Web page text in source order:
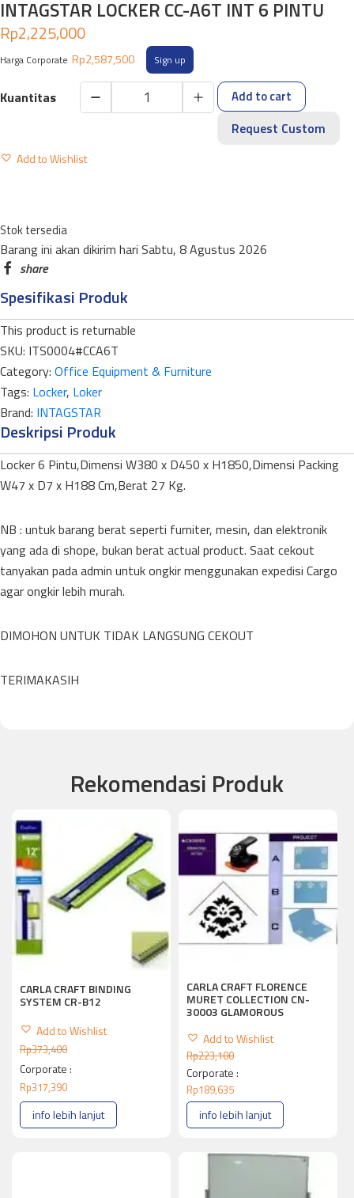
INTAGSTAR LOCKER CC-A6T INT 6 PINTU
Stok tersedia
Rp2,225,000
Harga Corporate Rp2,587,500 Sign up
INTAGSTAR
A6T
PINTU
quantity
Add to cart
Request Custom
Add to Wishlist
Barang ini akan dikirim hari Sabtu, 8 Agustus 2026
Spesifikasi Produk
This product is returnable
SKU: ITS0004#CCA6T
Category: Office Equipment & Furniture
Tags: Locker, Loker
Brand: INTAGSTAR
Deskripsi Produk
Locker 6 Pintu,Dimensi W380 x D450 x H1850,Dimensi Packing
W47 x D7 x H188 Cm,Berat 27 Kg.
NB : untuk barang berat seperti furniter, mesin, dan elektronik
yang ada di shope, bukan berat actual product. Saat cekout
tanyakan pada admin untuk ongkir menggunakan expedisi Cargo
agar ongkir lebih murah.
DIMOHON UNTUK TIDAK LANGSUNG CEKOUT
TERIMAKASIH
Rekomendasi Produk
CARLA CRAFT BINDING
SYSTEM CR-B12
Add to Wishlist
Rp373,400
Corporate :
Rp317,390
info lebih lanjut
CARLA CRAFT FLORENCE
MURET COLLECTION CN-
30003 GLAMOROUS
Add to Wishlist
Rp223,100
Corporate :
Rp189,635
info lebih lanjut